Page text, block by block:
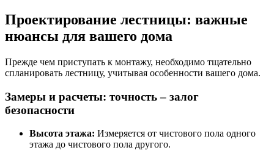
Проектирование лестницы: важные
нюансы для вашего дома
Прежде чем приступать к монтажу, необходимо тщательно
спланировать лестницу, учитывая особенности вашего дома.
Замеры и расчеты: точность – залог
безопасности
Высота этажа: Измеряется от чистового пола одного
этажа до чистового пола другого.